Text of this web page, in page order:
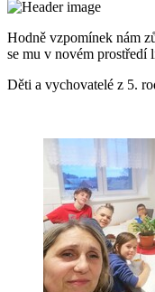
Hodně vzpomínek nám
se mu v novém prostředí
Děti a vychovatelé z 5.